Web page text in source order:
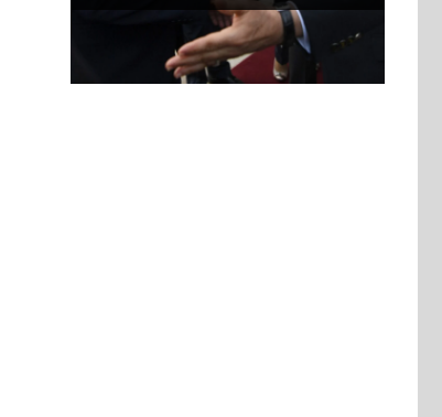
ROSE VALLAND, HEROÏNE DE LA
RESISTANCE FRANÇAISE